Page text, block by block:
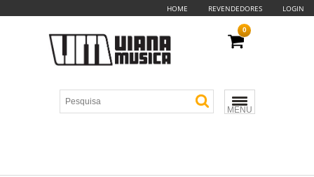
HOME REVENDEDORES LOGIN
MENU
0